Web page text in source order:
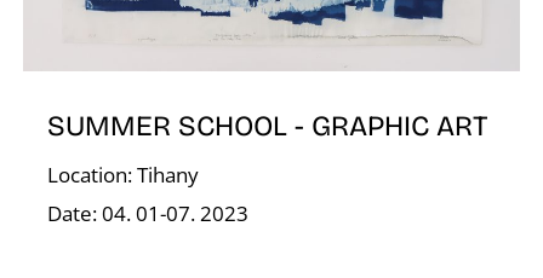
SUMMER SCHOOL - GRAPHIC ART
Location: Tihany
Date: 04. 01-07. 2023